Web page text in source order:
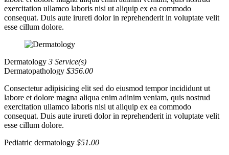
exercitation ullamco laboris nisi ut aliquip ex ea commodo
consequat. Duis aute irureti dolor in reprehenderit in voluptate velit
esse cillum dolore.
Dermatology 3 Service(s)
Dermatopathology $356.00
Consectetur adipisicing elit sed do eiusmod tempor incididunt ut
labore et dolore magna aliqua enim adinim veniam, quis nostrud
exercitation ullamco laboris nisi ut aliquip ex ea commodo
consequat. Duis aute irureti dolor in reprehenderit in voluptate velit
esse cillum dolore.
Pediatric dermatology $51.00